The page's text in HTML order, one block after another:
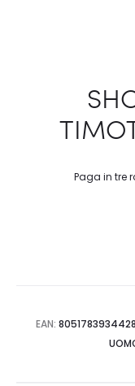
Paga in tre
EAN: 8051783934428